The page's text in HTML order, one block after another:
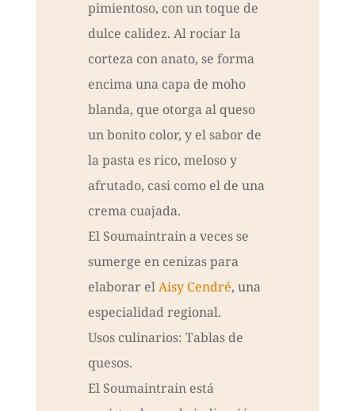
pimientoso, con un toque de
dulce calidez. Al rociar la
corteza con anato, se forma
encima una capa de moho
blanda, que otorga al queso
un bonito color, y el sabor de
la pasta es rico, meloso y
afrutado, casi como el de una
crema cuajada.
El Soumaintrain a veces se
sumerge en cenizas para
elaborar elAisy Cendré, una
especialidad regional.
Usos culinarios: Tablas de
quesos.
El Soumaintrain está